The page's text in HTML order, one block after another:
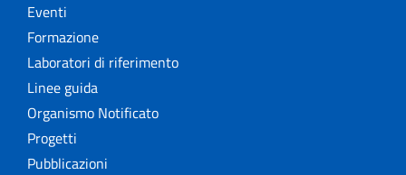
Eventi
Formazione
Laboratori di riferimento
Linee guida
Organismo Notificato
Progetti
Pubblicazioni